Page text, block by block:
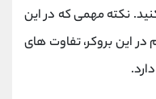
نکته مهمی که در این
این بروکر، تفاوت های